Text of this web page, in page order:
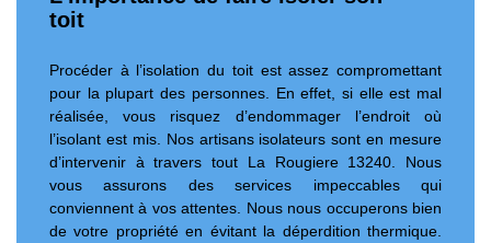
toit
Procéder à l’isolation du toit est assez compromettant
pour la plupart des personnes. En effet, si elle est mal
réalisée, vous risquez d’endommager l’endroit où
l’isolant est mis. Nos artisans isolateurs sont en mesure
d’intervenir à travers tout La Rougiere 13240. Nous
vous assurons des services impeccables qui
conviennent à vos attentes. Nous nous occuperons bien
de votre propriété en évitant la déperdition thermique.